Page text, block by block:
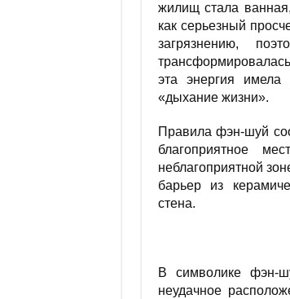
жилищ стала
как серьезный
загрязнению,
эта энергия имела
«дыхание жизни».
Правила фэн-шуй
благоприятное
неблагоприятной
барьер из
стена.
В символике фэн-
неудачное